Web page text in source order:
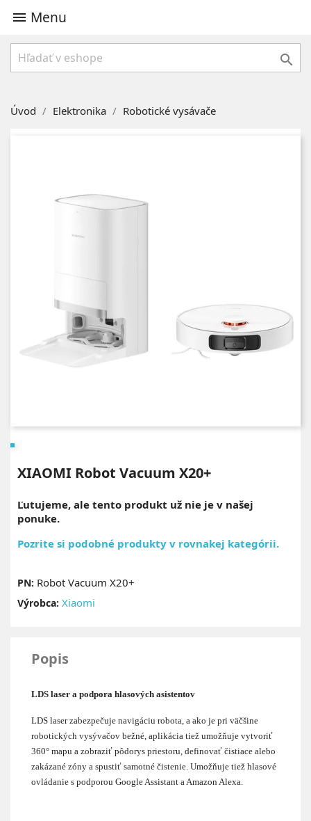
 Menu

Úvod Elektronika Robotické vysávače
XIAOMI Robot Vacuum X20+
Ľutujeme, ale tento produkt už nie je v našej
ponuke.
Pozrite si podobné produkty v rovnakej kategórii.
PN: Robot Vacuum X20+
Výrobca: Xiaomi
Popis
LDS laser a podpora hlasových asistentov
LDS laser zabezpečuje navigáciu robota, a ako je pri väčšine
robotických vysývačov bežné, aplikácia tiež umožňuje vytvoriť
360° mapu a zobraziť pôdorys priestoru, definovať čistiace alebo
zakázané zóny a spustiť samotné čistenie. Umožňuje tiež hlasové
ovládanie s podporou Google Assistant a Amazon Alexa.